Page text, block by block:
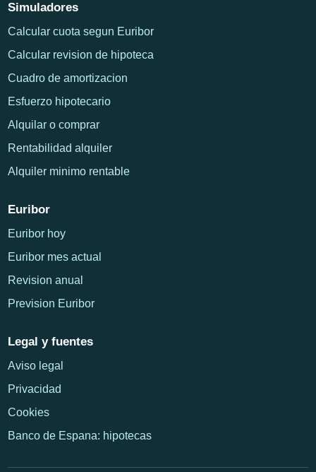
Simuladores
Calcular cuota segun Euribor
Calcular revision de hipoteca
Cuadro de amortizacion
Esfuerzo hipotecario
Alquilar o comprar
Rentabilidad alquiler
Alquiler minimo rentable
Euribor
Euribor hoy
Euribor mes actual
Revision anual
Prevision Euribor
Legal y fuentes
Aviso legal
Privacidad
Cookies
Banco de Espana: hipotecas